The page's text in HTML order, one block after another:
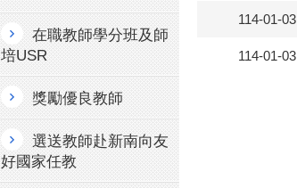
在職教師學分班及師
培USR
獎勵優良教師
選送教師赴新南向友
好國家任教
114-01-03
114-01-03